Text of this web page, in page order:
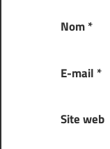
Nom*
E-mail *
Site web